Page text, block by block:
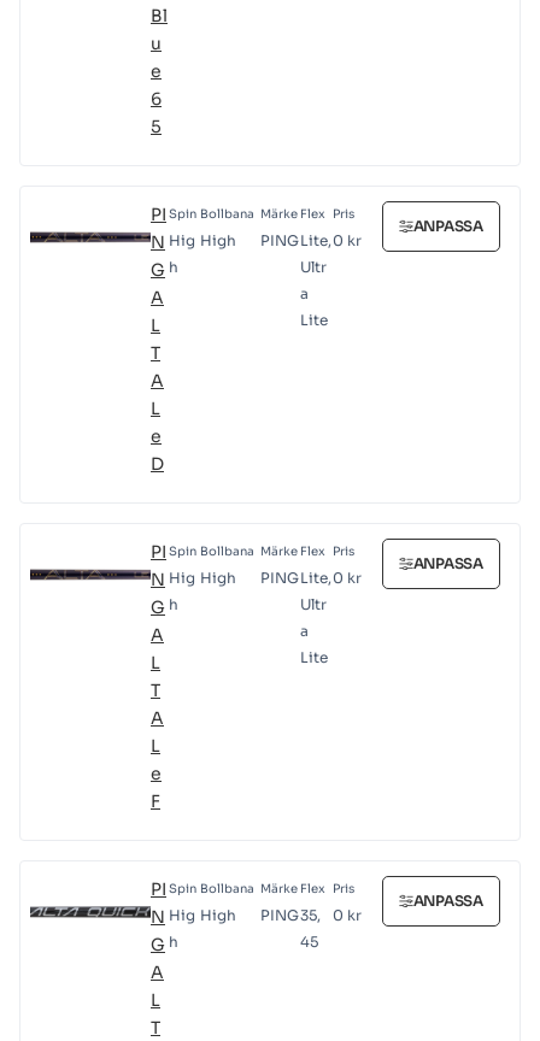
Bl
u
e
6
5
PI
N
G
A
L
T
A
L
e
D
Spin
Hig
h
Bollbana
High
Märke
PING
Flex
Lite,
Ultr
a
Lite
Pris
0 kr
ANPASSA
PI
N
G
A
L
T
A
L
e
F
Spin
Hig
h
Bollbana
High
Märke
PING
Flex
Lite,
Ultr
a
Lite
Pris
0 kr
ANPASSA
PI
N
G
A
L
T
Spin
Hig
h
Bollbana
High
Märke
PING
Flex
35,
45
Pris
0 kr
ANPASSA